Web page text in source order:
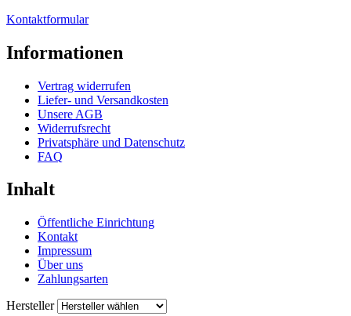
Kontaktformular
Informationen
Vertrag widerrufen
Liefer- und Versandkosten
Unsere AGB
Widerrufsrecht
Privatsphäre und Datenschutz
FAQ
Inhalt
Öffentliche Einrichtung
Kontakt
Impressum
Über uns
Zahlungsarten
Hersteller